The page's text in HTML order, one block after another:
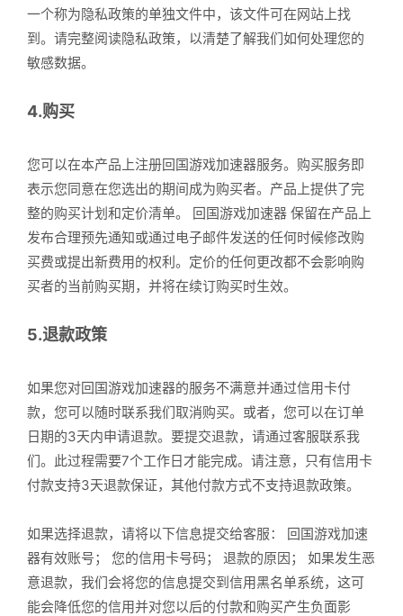
一个称为隐私政策的单独文件中，该文件可在网站上找
到。请完整阅读隐私政策，以清楚了解我们如何处理您的
敏感数据。
4.购买
您可以在本产品上注册回国游戏加速器服务。购买服务即
表示您同意在您选出的期间成为购买者。产品上提供了完
整的购买计划和定价清单。 回国游戏加速器 保留在产品上
发布合理预先通知或通过电子邮件发送的任何时候修改购
买费或提出新费用的权利。定价的任何更改都不会影响购
买者的当前购买期，并将在续订购买时生效。
5.退款政策
如果您对回国游戏加速器的服务不满意并通过信用卡付
款，您可以随时联系我们取消购买。或者，您可以在订单
日期的3天内申请退款。要提交退款，请通过客服联系我
们。此过程需要7个工作日才能完成。请注意，只有信用卡
付款支持3天退款保证，其他付款方式不支持退款政策。
如果选择退款，请将以下信息提交给客服： 回国游戏加速
器有效账号； 您的信用卡号码； 退款的原因； 如果发生恶
意退款，我们会将您的信息提交到信用黑名单系统，这可
能会降低您的信用并对您以后的付款和购买产生负面影